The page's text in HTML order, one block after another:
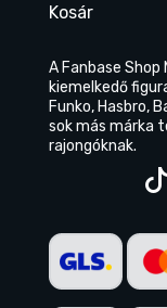
Kosár
A Fanbase
kiemelkedő
Funko, Hasbro,
sok más márka
rajongóknak.